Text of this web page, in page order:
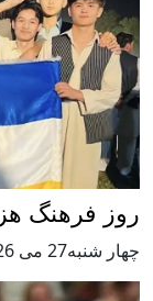
هزاره و
,کابل پرس